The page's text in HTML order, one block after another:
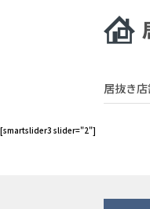
居抜き
[smartslider3 slider="2"]